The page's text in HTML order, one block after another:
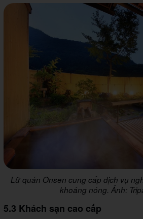
Lữ quán Onsen cung cấp dịch vụ
khoáng nóng. Ảnh:
5.3 Khách sạn cao cấp